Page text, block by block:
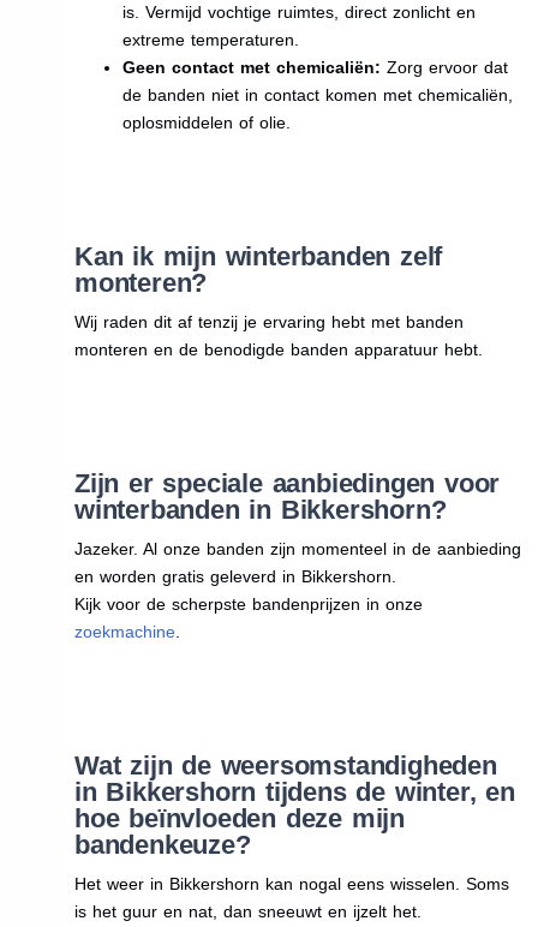
is. Vermijd vochtige ruimtes, direct zonlicht en
extreme temperaturen.
Geen contact met chemicaliën: Zorg ervoor dat
de banden niet in contact komen met chemicaliën,
oplosmiddelen of olie.
Kan ik mijn winterbanden zelf
monteren?
Wij raden dit af tenzij je ervaring hebt met banden
monteren en de benodigde banden apparatuur hebt.
Zijn er speciale aanbiedingen voor
winterbanden in Bikkershorn?
Jazeker. Al onze banden zijn momenteel in de aanbieding
en worden gratis geleverd in Bikkershorn.
Kijk voor de scherpste bandenprijzen in onze
zoekmachine.
Wat zijn de weersomstandigheden
in Bikkershorn tijdens de winter, en
hoe beïnvloeden deze mijn
bandenkeuze?
Het weer in Bikkershorn kan nogal eens wisselen. Soms
is het guur en nat, dan sneeuwt en ijzelt het.